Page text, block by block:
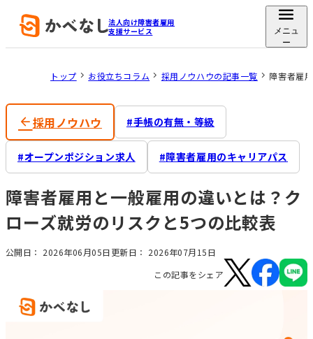
法人向け障害者雇用
支援サービス
メニュ
ー
トップ お役立ちコラム 採用ノウハウの記事一覧 障害者雇
採用ノウハウ 手帳の有無・等級
オープンポジション求人 障害者雇用のキャリアパス
障害者雇用と一般雇用の違いとは？ク
ローズ就労のリスクと5つの比較表
公開日： 2026年06月05日更新日： 2026年07月15日
この記事をシェア